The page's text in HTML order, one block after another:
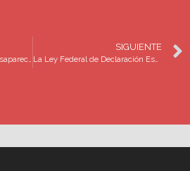
Familiares de personas desaparecidas en México exigimos que la Comisión Nacional de Búsqueda dependa directamente de la Secretaría de Gobernación
SIGUIENTE
La Ley Federal de Declaración Especial de Ausencia para Personas Desaparecidas, un primer paso para la protección de las personas desaparecidas y sus familias